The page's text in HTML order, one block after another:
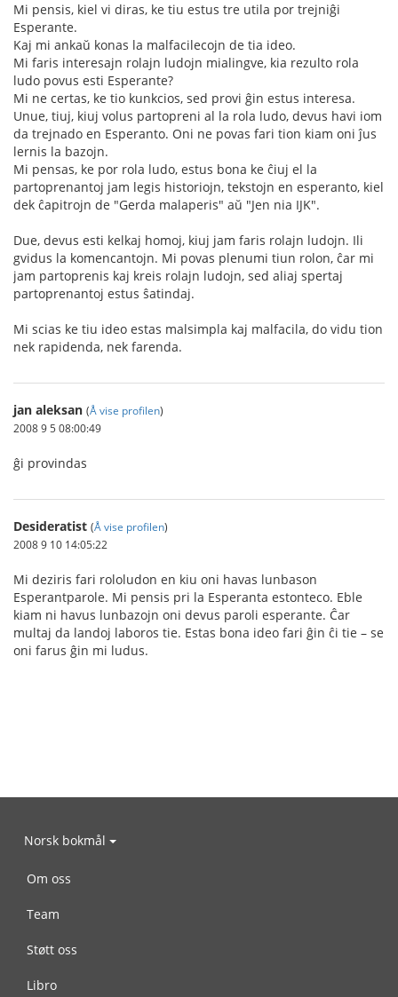
Mi pensis, kiel vi diras, ke tiu estus tre utila por trejniĝi
Esperante.
Kaj mi ankaŭ konas la malfacilecojn de tia ideo.
Mi faris interesajn rolajn ludojn mialingve, kia rezulto rola
ludo povus esti Esperante?
Mi ne certas, ke tio kunkcios, sed provi ĝin estus interesa.
Unue, tiuj, kiuj volus partopreni al la rola ludo, devus havi iom
da trejnado en Esperanto. Oni ne povas fari tion kiam oni ĵus
lernis la bazojn.
Mi pensas, ke por rola ludo, estus bona ke ĉiuj el la
partoprenantoj jam legis historiojn, tekstojn en esperanto, kiel
dek ĉapitrojn de "Gerda malaperis" aŭ "Jen nia IJK".
Due, devus esti kelkaj homoj, kiuj jam faris rolajn ludojn. Ili
gvidus la komencantojn. Mi povas plenumi tiun rolon, ĉar mi
jam partoprenis kaj kreis rolajn ludojn, sed aliaj spertaj
partoprenantoj estus ŝatindaj.
Mi scias ke tiu ideo estas malsimpla kaj malfacila, do vidu tion
nek rapidenda, nek farenda.
jan aleksan (Å vise profilen)
2008 9 5 08:00:49
ĝi provindas
Desideratist (Å vise profilen)
2008 9 10 14:05:22
Mi deziris fari rololudon en kiu oni havas lunbason
Esperantparole. Mi pensis pri la Esperanta estonteco. Eble
kiam ni havus lunbazojn oni devus paroli esperante. Ĉar
multaj da landoj laboros tie. Estas bona ideo fari ĝin ĉi tie – se
oni farus ĝin mi ludus.
Norsk bokmål
Om oss
Team
Støtt oss
Libro